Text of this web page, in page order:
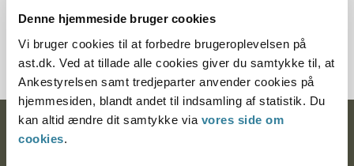
Denne hjemmeside bruger cookies
Vi bruger cookies til at forbedre brugeroplevelsen på
ast.dk. Ved at tillade alle cookies giver du samtykke til, at
Ankestyrelsen samt tredjeparter anvender cookies på
hjemmesiden, blandt andet til indsamling af statistik. Du
kan altid ændre dit samtykke via vores side om
cookies.
21339-94
Ankestyrelsen